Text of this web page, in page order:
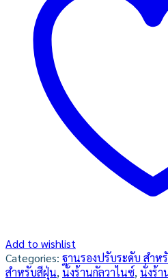
Add to wishlist
Categories: ฐานรองปรับระดับ สำห
สำหรับสีฝุ่น, นั่งร้านกัลวาไนซ์, นั่งร้